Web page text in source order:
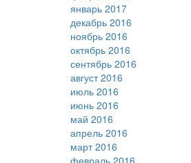
январь 2017
декабрь 2016
ноябрь 2016
октябрь 2016
сентябрь 2016
август 2016
июль 2016
июнь 2016
май 2016
апрель 2016
март 2016